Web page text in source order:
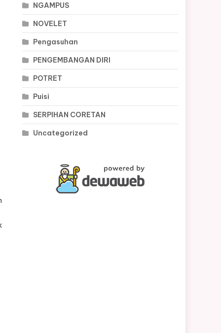
NGAMPUS
NOVELET
Pengasuhan
PENGEMBANGAN DIRI
POTRET
Puisi
SERPIHAN CORETAN
Uncategorized